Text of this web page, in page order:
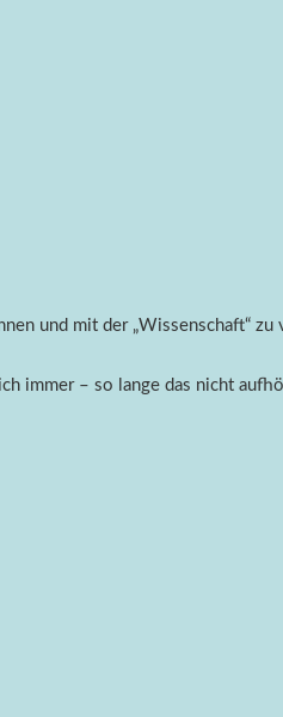
und mit der „Wissenschaft“
immer – so lange das nicht